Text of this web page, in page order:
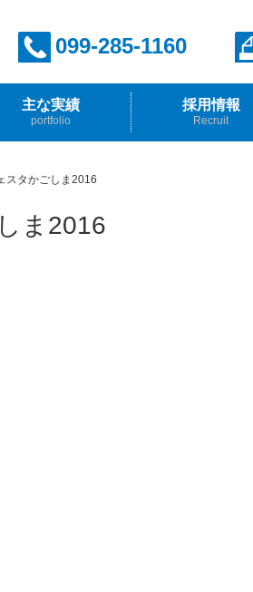
099-285-1160
主な実績
portfolio
採用情報
Recruit
スタかごしま2016
ま2016